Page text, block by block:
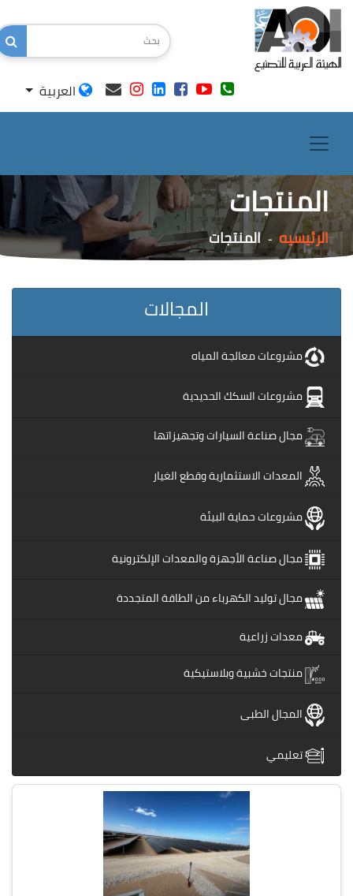
العربية
المنتجات
الرئيسيه المنتجات
المجالات
مشروعات معالجة المياه
مشروعات السكك الحديدية
مجال صناعة السيارات وتجهيزاتها
المعدات الاستثمارية وقطع الغيار
مشروعات حماية البيئة
مجال صناعة الأجهزة والمعدات الإلكترونية
مجال توليد الكهرباء من الطاقة المتجددة
معدات زراعية
منتجات خشبية وبلاستيكية
المجال الطبى
تعليمي